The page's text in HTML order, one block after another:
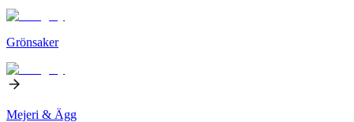
Grönsaker
Mejeri & Ägg